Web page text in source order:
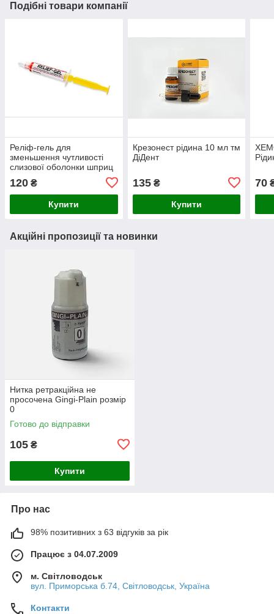
Подібні товари компанії
Реліф-гель для
зменьшення чутливості
слизової оболонки шприц
120 ₴
Купити
Крезонест рідина 10 мл тм
ДіДент
135₴
Купити
70
Акційні пропозиції та новинки
Нитка ретракційна не
просочена Gingi-Plain розмір
0
Готово до відправки
105 ₴
Купити
Про нас
98% позитивних з 63 відгуків за рік
Працює з 04.07.2009
м. Світловодськ
вул. Приморська б.74, Світловодськ, Україна
Контакти